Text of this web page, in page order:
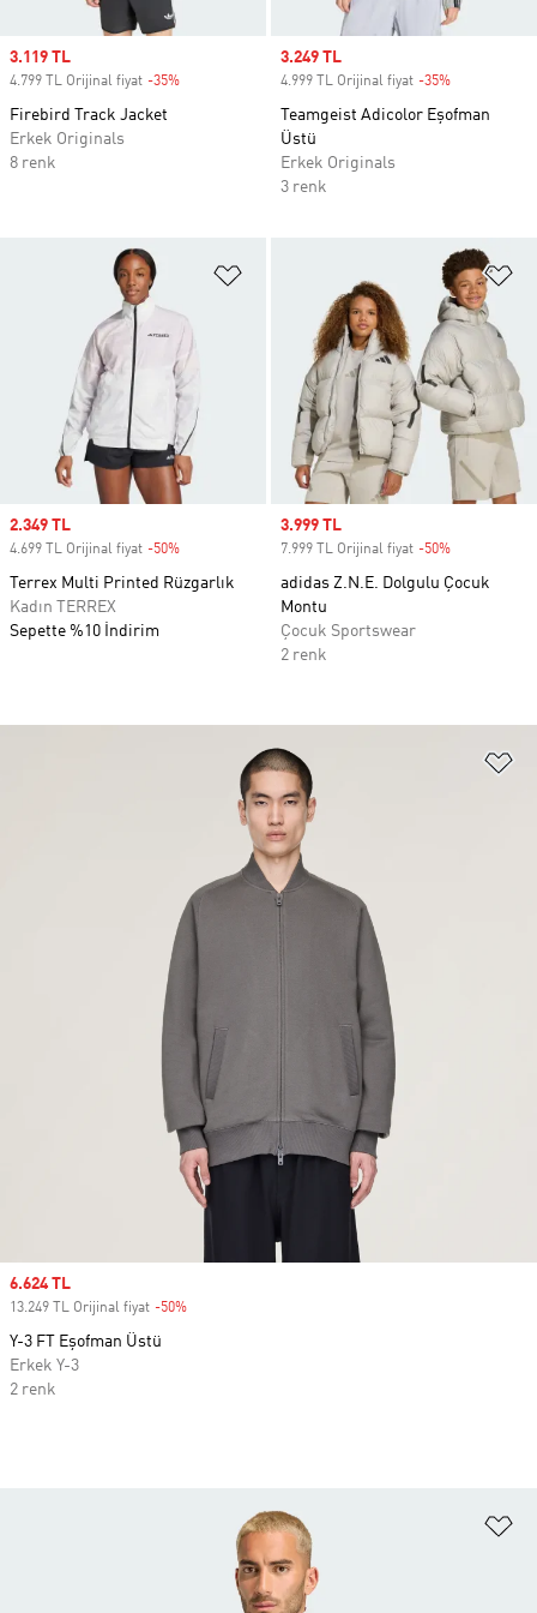
Sale price
3.119 TL
4.799 TL Orijinal fiyat -35%
Firebird Track Jacket
Erkek Originals
8 renk
Sale price
3.249 TL
4.999 TL Orijinal fiyat -35%
Teamgeist Adicolor Eşofman
Üstü
Erkek Originals
3 renk
Sale price
2.349 TL
4.699 TL Orijinal fiyat -50%
Terrex Multi Printed Rüzgarlık
Kadın TERREX
Sepette %10 İndirim
Sale price
3.999 TL
7.999 TL Orijinal fiyat -50%
adidas Z.N.E. Dolgulu Çocuk
Montu
Çocuk Sportswear
2 renk
Sale price
6.624 TL
13.249 TL Orijinal fiyat -50%
Y-3 FT Eşofman Üstü
Erkek Y-3
2 renk